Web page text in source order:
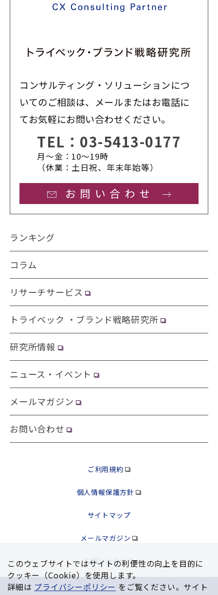
コンサルティング・ソリューションにつ
いてのご相談は、メールまたはお電話に
てお気軽にお問い合わせください。
TEL： 03-5413-0177
月〜金：10〜19時
（休業：土日祝、年末年始等）
お問い合わせ
ランキング
コラム
リサーチサービス
トライベック ・ブランド戦略研究所
研究所情報
ニュース・イベント
メールマガジン
お問い合わせ
ご利用規約
個人情報保護方針
サイトマップ
メールマガジン
お問い合わせ
このウェブサイトではサイトの利便性の向上を⽬的に
クッキー（Cookie）を使⽤します。
詳細は プライバシーポリシー をご覧ください。サイト